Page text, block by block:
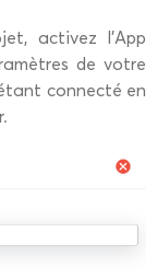
activez l’App
de votre
connecté en